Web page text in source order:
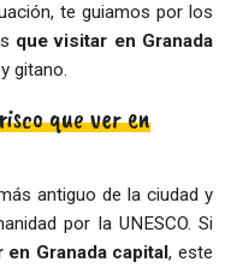
te guiamos por los
que visitar en Granada
gitano.
que ver en
antiguo de la ciudad y
por la UNESCO. Si
en Granada capital, este